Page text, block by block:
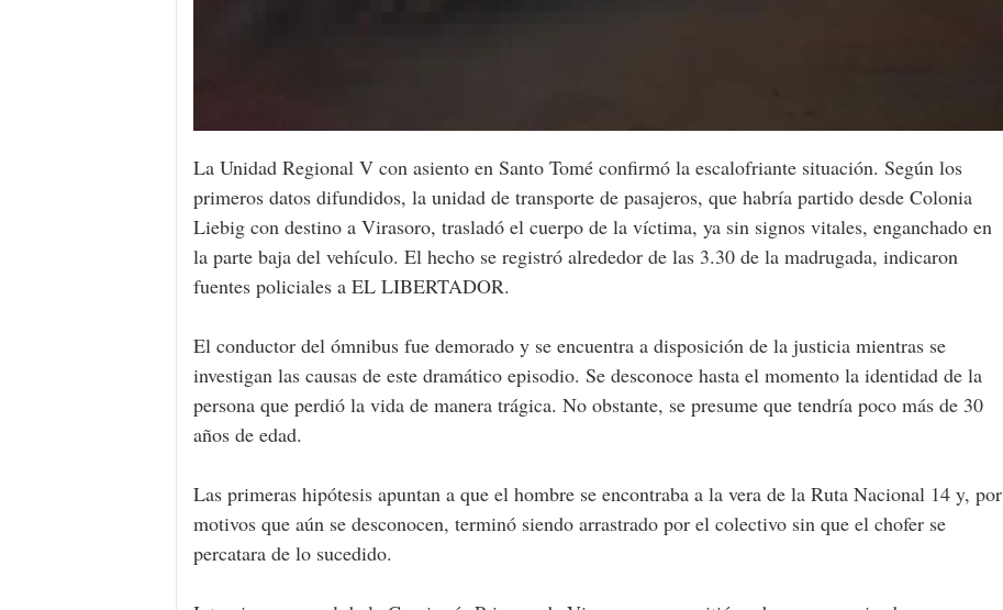
La Unidad Regional V con asiento en Santo Tomé confirmó la escalofriante situación. Según los
primeros datos difundidos, la unidad de transporte de pasajeros, que habría partido desde Colonia
Liebig con destino a Virasoro, trasladó el cuerpo de la víctima, ya sin signos vitales, enganchado en
la parte baja del vehículo. El hecho se registró alrededor de las 3.30 de la madrugada, indicaron
fuentes policiales a EL LIBERTADOR.
El conductor del ómnibus fue demorado y se encuentra a disposición de la justicia mientras se
investigan las causas de este dramático episodio. Se desconoce hasta el momento la identidad de la
persona que perdió la vida de manera trágica. No obstante, se presume que tendría poco más de 30
años de edad.
Las primeras hipótesis apuntan a que el hombre se encontraba a la vera de la Ruta Nacional 14 y, por
motivos que aún se desconocen, terminó siendo arrastrado por el colectivo sin que el chofer se
percatara de lo sucedido.